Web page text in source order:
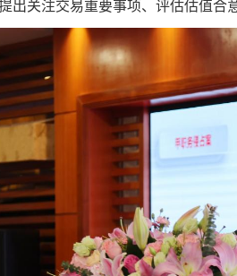
出关注交易重要事项、评估估值合